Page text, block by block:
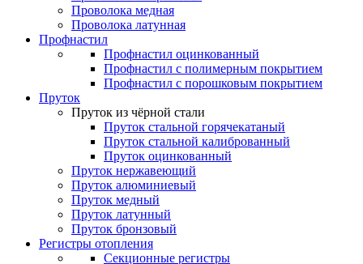
Проволока медная
Проволока латунная
Профнастил
Профнастил оцинкованный
Профнастил с полимерным покрытием
Профнастил с порошковым покрытием
Пруток
Пруток из чёрной стали
Пруток стальной горячекатаный
Пруток стальной калиброванный
Пруток оцинкованный
Пруток нержавеющий
Пруток алюминиевый
Пруток медный
Пруток латунный
Пруток бронзовый
Регистры отопления
Секционные регистры